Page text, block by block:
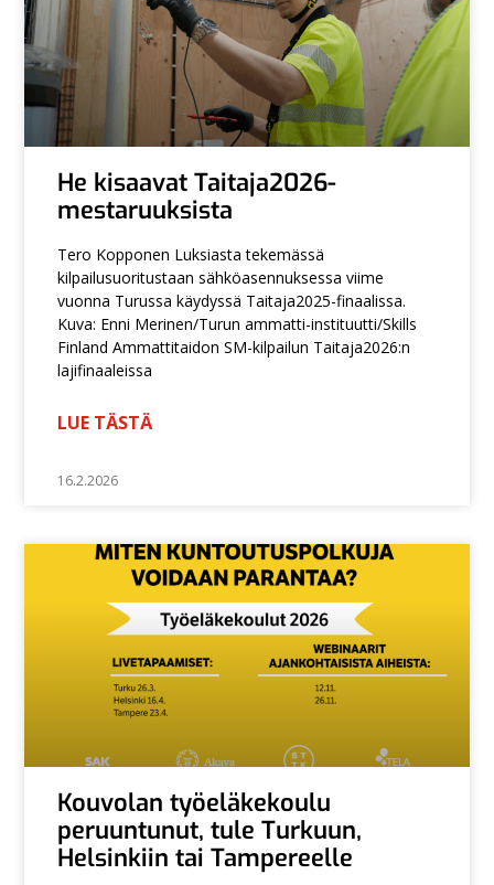
He kisaavat Taitaja2026-
mestaruuksista
Tero Kopponen Luksiasta tekemässä
kilpailusuoritustaan sähköasennuksessa viime
vuonna Turussa käydyssä Taitaja2025-finaalissa.
Kuva: Enni Merinen/Turun ammatti-instituutti/Skills
Finland Ammattitaidon SM-kilpailun Taitaja2026:n
lajifinaaleissa
LUE TÄSTÄ
16.2.2026
Kouvolan työeläkekoulu
peruuntunut, tule Turkuun,
Helsinkiin tai Tampereelle